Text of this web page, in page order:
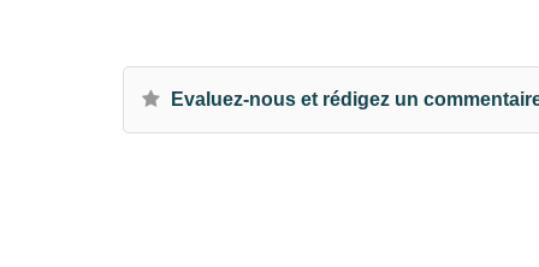
Evaluez-nous et rédigez un